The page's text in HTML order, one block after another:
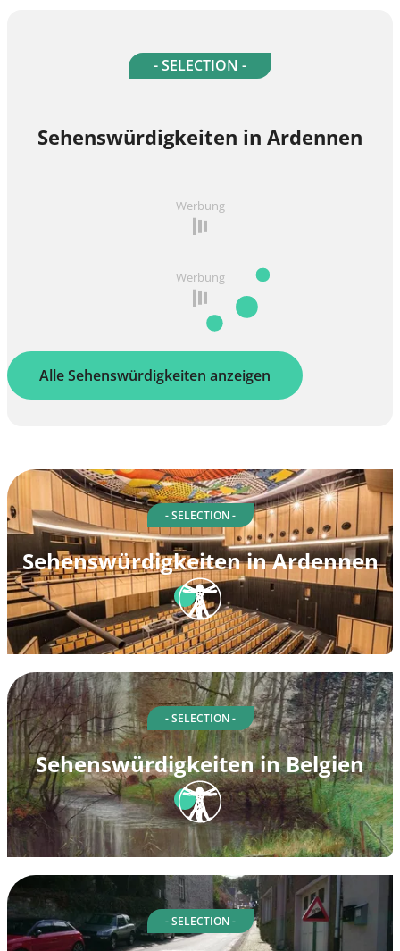
- SELECTION -
Sehenswürdigkeiten in Ardennen
Werbung
Werbung
Alle Sehenswürdigkeiten anzeigen
- SELECTION -
Sehenswürdigkeiten in Ardennen
- SELECTION -
Sehenswürdigkeiten in Belgien
- SELECTION -